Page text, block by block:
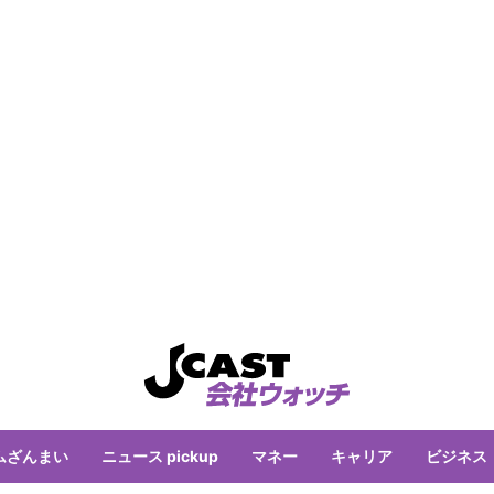
ざんまい ニュース pickup マネー キャリア ビジネス